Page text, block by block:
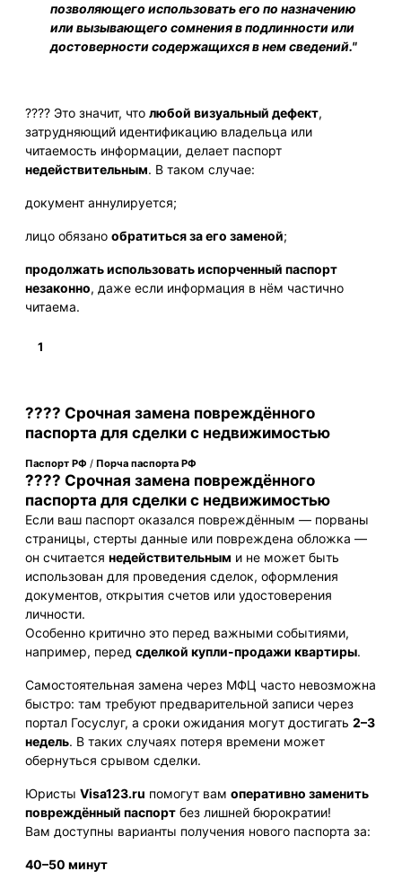
позволяющего использовать его по назначению
или вызывающего сомнения в подлинности или
достоверности содержащихся в нем сведений."
???? Это значит, что любой визуальный дефект,
затрудняющий идентификацию владельца или
читаемость информации, делает паспорт
недействительным. В таком случае:
документ аннулируется;
лицо обязано обратиться за его заменой;
продолжать использовать испорченный паспорт
незаконно, даже если информация в нём частично
читаема.
1
???? Срочная замена повреждённого
паспорта для сделки с недвижимостью
Паспорт РФ / Порча паспорта РФ
???? Срочная замена повреждённого
паспорта для сделки с недвижимостью
Если ваш паспорт оказался повреждённым — порваны
страницы, стерты данные или повреждена обложка —
он считается недействительным и не может быть
использован для проведения сделок, оформления
документов, открытия счетов или удостоверения
личности.
Особенно критично это перед важными событиями,
например, перед сделкой купли-продажи квартиры.
Самостоятельная замена через МФЦ часто невозможна
быстро: там требуют предварительной записи через
портал Госуслуг, а сроки ожидания могут достигать 2–3
недель. В таких случаях потеря времени может
обернуться срывом сделки.
Юристы Visa123.ru помогут вам оперативно заменить
повреждённый паспорт без лишней бюрократии!
Вам доступны варианты получения нового паспорта за:
40–50 минут